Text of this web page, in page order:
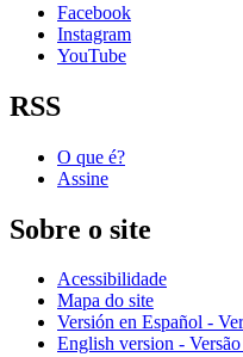
Facebook
Instagram
YouTube
RSS
O que é?
Assine
Sobre o site
Acessibilidade
Mapa do site
Versión en Español -
English version -